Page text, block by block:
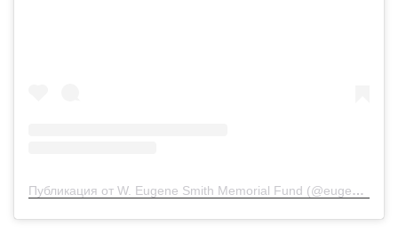
Публикация от W. Eugene Smith Memorial Fund (@eugenesmithfund)